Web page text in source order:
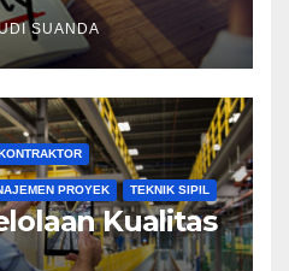
SUANDA
PROYEK TEKNIK SIPIL
Kualitas